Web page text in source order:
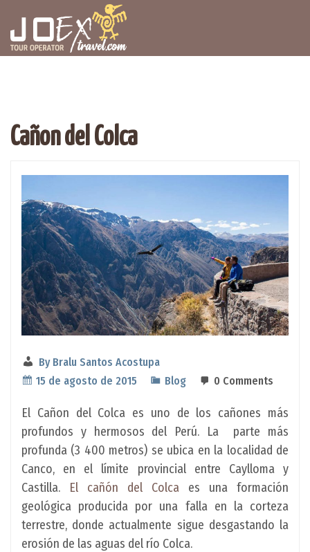
Cañon del Colca
By Bralu Santos Acostupa
15 de agosto de 2015
Blog 0 Comments
El Cañon del Colca es uno de los cañones más
profundos y hermosos del Perú. La parte más
profunda (3 400 metros) se ubica en la localidad de
Canco, en el límite provincial entre Caylloma y
Castilla. El cañón del Colca es una formación
geológica producida por una falla en la corteza
terrestre, donde actualmente sigue desgastando la
erosión de las aguas del río Colca.